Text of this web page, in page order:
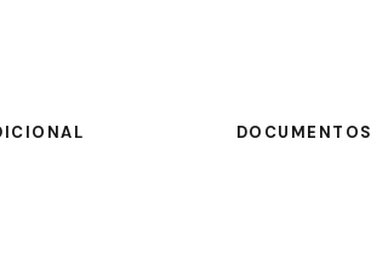
DOCUMENTOS